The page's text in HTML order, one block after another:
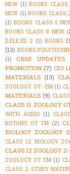
NEW (1) BOOKS
NEW (1) BOOKS CLASS
(1) BOOKS CLASS 5
BOOKS CLASS 8 NEW
D.ELE.ED 2 (1) BOOKS
(13) BOOKS
(1)
CBSE UPDATES
PROMOTION (7) CEO
MATERIALS (13)
ZOOLOGY OT -EM (1)
MATERIALS (9)
CLASS 11 ZOOLOGY
WITH AUDIO (1)
BOTANY OT TM (2)
BIOLOGY ZOOLOGY
CLASS 12 BIOLOGY
CLASS 12 ZOOLOGY
ZOOLOGY OT EM (1)
CLASS 2 STUDY